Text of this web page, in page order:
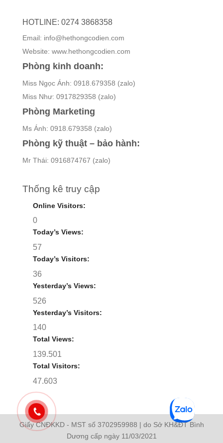
HOTLINE: 0274 3868358
Email: info@hethongcodien.com
Website: www.hethongcodien.com
Phòng kinh doanh:
Miss Ngọc Ánh: 0918.679358 (zalo)
Miss Như: 0917829358 (zalo)
Phòng Marketing
Ms Ánh: 0918.679358 (zalo)
Phòng kỹ thuật – bảo hành:
Mr Thái: 0916874767 (zalo)
Thống kê truy cập
Online Visitors:
0
Today’s Views:
57
Today’s Visitors:
36
Yesterday’s Views:
526
Yesterday’s Visitors:
140
Total Views:
139.501
Total Visitors:
47.603
Giấy CNĐKKD - MST số 3702959988 | do Sở KH&ĐT Bình
Dương cấp ngày 11/03/2021